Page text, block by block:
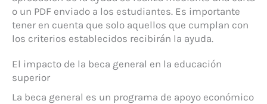
o un PDF enviado a los estudiantes. Es importante
tener en cuenta que solo aquellos que cumplan con
los criterios establecidos recibirán la ayuda.
El impacto de la beca general en la educación
superior
La beca general es un programa de apoyo económico